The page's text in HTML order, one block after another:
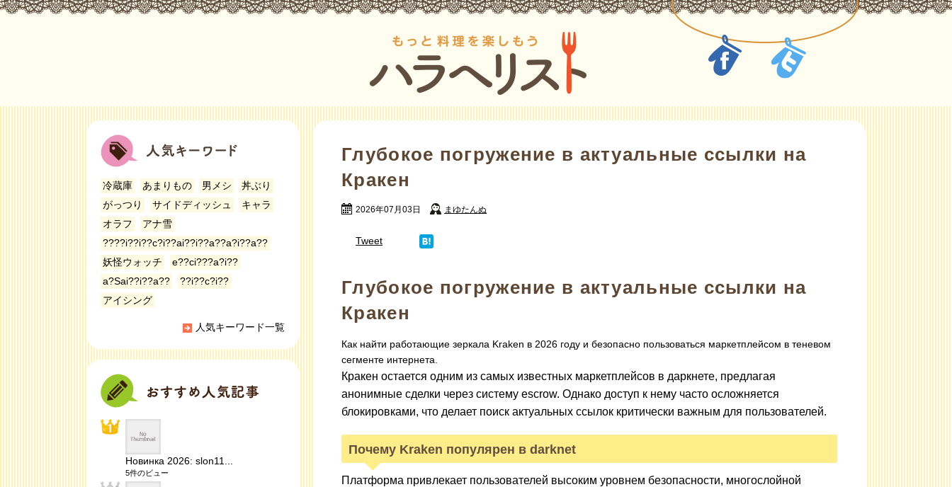
Глубокое погружение в актуальные ссылки на
Кракен
2026年07月03日 まゆたんぬ
Tweet
Глубокое погружение в актуальные ссылки на
Кракен
Как найти работающие зеркала Kraken в 2026 году и безопасно пользоваться маркетплейсом в теневом
сегменте интернета.
Кракен остается одним из самых известных маркетплейсов в даркнете, предлагая
анонимные сделки через систему escrow. Однако доступ к нему часто осложняется
блокировками, что делает поиск актуальных ссылок критически важным для пользователей.
Почему Kraken популярен в darknet
Платформа привлекает пользователей высоким уровнем безопасности, многослойной
冷蔵庫 あまりもの 男メシ
丼ぶり
がっつり
サイドディッシュ
キャラ
オラフ
アナ雪
????i??i??c?i??ai??i??a??a?i??a??
妖怪ウォッチ
e??ci???a?i??
a?Sai??i??a??
??i??c?i??
アイシング
人気キーワード一覧
Новинка 2026: slon11...
5件のビュー